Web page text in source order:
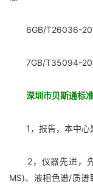
6GB/T26036-
7GB/T35094-
深圳市贝斯通标准
1，报告，本中心是
2，仪器先进，先
MS)、液相色谱/质